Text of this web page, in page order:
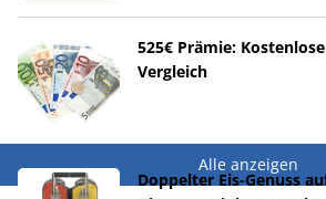
525€ Prämie:
Vergleich
Alle anzeigen
Doppelter Eis-Genuss